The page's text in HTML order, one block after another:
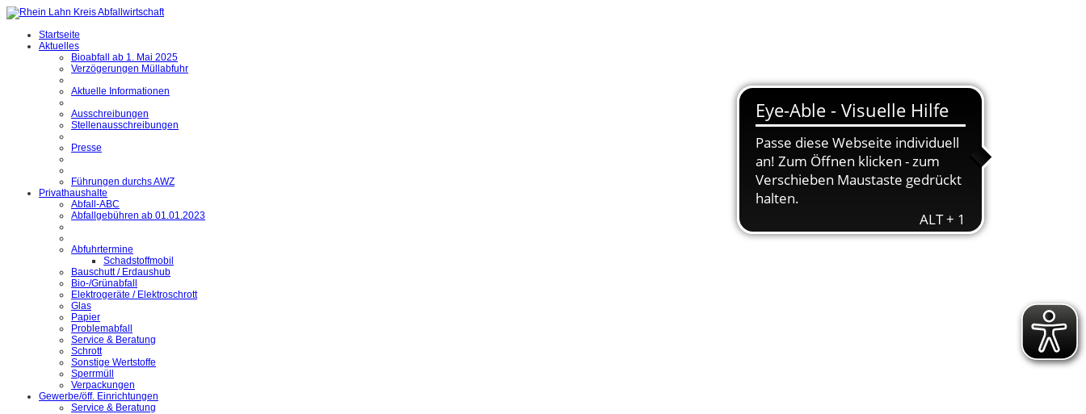
Startseite
Aktuelles
Bioabfall ab 1. Mai 2025
Verzögerungen Müllabfuhr
Aktuelle Informationen
Ausschreibungen
Stellenausschreibungen
Presse
Führungen durchs AWZ
Privathaushalte
Abfall-ABC
Abfallgebühren ab 01.01.2023
Abfuhrtermine
Schadstoffmobil
Bauschutt / Erdaushub
Bio-/Grünabfall
Elektrogeräte / Elektroschrott
Glas
Papier
Problemabfall
Service & Beratung
Schrott
Sonstige Wertstoffe
Sperrmüll
Verpackungen
Gewerbe/öff. Einrichtungen
Service & Beratung